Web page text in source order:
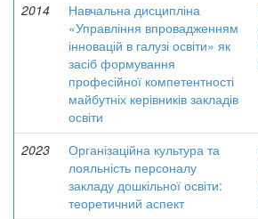
2014
Навчальна дисципліна
«Управління впровадженням
інновацій в галузі освіти» як
засіб формування
професійної компетентності
майбутніх керівників закладів
освіти
2023
Організаційна культура та
лояльність персоналу
закладу дошкільної освіти:
теоретичний аспект